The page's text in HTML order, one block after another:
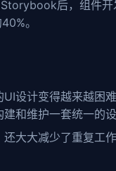
后，组件
。
UI设计变得越来越
和维护一套统一的
大大减少了重复工